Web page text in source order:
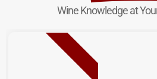
Wine Knowledge at
NUOVA USCITA